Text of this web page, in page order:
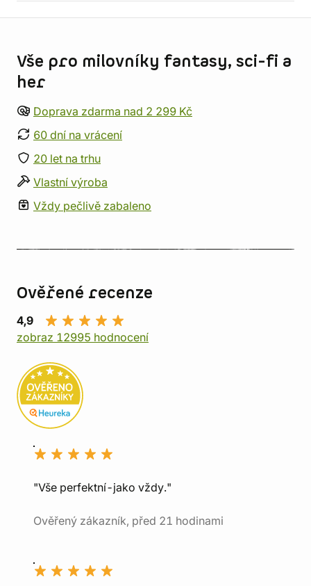
Vše pro milovníky fantasy, sci-fi a
her
Doprava zdarma nad 2 299 Kč
60 dní na vrácení
20 let na trhu
Vlastní výroba
Vždy pečlivě zabaleno
Ověřené recenze
4,9
zobraz 12995 hodnocení
"Vše perfektní-jako vždy."
Ověřený zákazník, před 21 hodinami